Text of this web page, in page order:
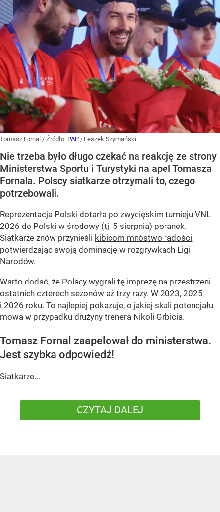
Tomasz Fornal / Źródło: PAP / Leszek Szymański
Nie trzeba było długo czekać na reakcję ze strony
Ministerstwa Sportu i Turystyki na apel Tomasza
Fornala. Polscy siatkarze otrzymali to, czego
potrzebowali.
Reprezentacja Polski dotarła po zwycięskim turnieju VNL
2026 do Polski w środowy (tj. 5 sierpnia) poranek.
Siatkarze znów przynieśli kibicom mnóstwo radości,
potwierdzając swoją dominację w rozgrywkach Ligi
Narodów.
Warto dodać, że Polacy wygrali tę imprezę na przestrzeni
ostatnich czterech sezonów aż trzy razy. W 2023, 2025
i 2026 roku. To najlepiej pokazuje, o jakiej skali potencjału
mowa w przypadku drużyny trenera Nikoli Grbicia.
Tomasz Fornal zaapelował do ministerstwa.
Jest szybka odpowiedź!
Siatkarze...
CZYTAJ DALEJ